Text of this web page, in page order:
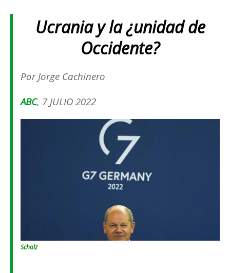
Ucrania y la ¿unidad de
Occidente?
Por Jorge Cachinero
ABC, 7 JULIO 2022
Scholz